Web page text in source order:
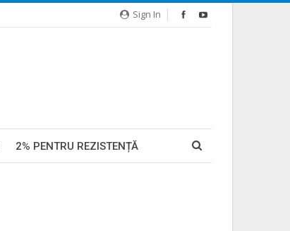
Sign In
2% PENTRU REZISTENȚĂ